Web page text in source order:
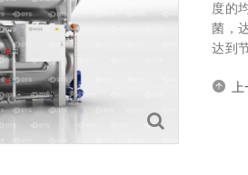
度的
菌，
达到
上